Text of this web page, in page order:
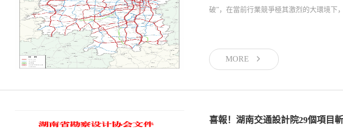
破”，在當前行業競爭極其激烈的大環境下
MORE
喜報！湖南交通設計院29個項目